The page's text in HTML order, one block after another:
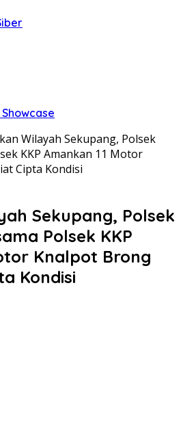
Wilayah Sekupang, Polsek
KKP Amankan 11 Motor
Cipta Kondisi
Sekupang, Polsek
Polsek KKP
Knalpot Brong
Kondisi